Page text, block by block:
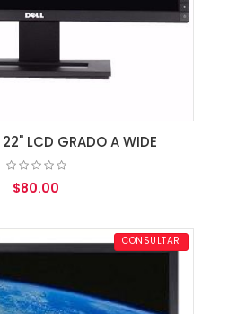
LCD GRADO A WIDE
$80.00
AL CARRITO CONSULTAR